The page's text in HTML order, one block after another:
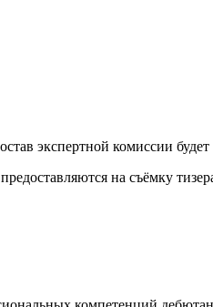
экспертной комиссии
на съёмку